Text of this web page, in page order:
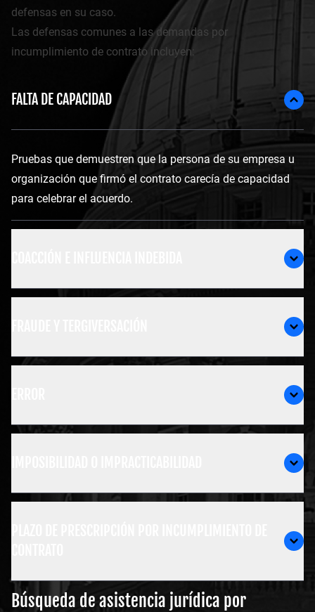
defensas en su caso.
Las defensas comunes a las demandas por
incumplimiento de contrato incluyen:
FALTA DE CAPACIDAD
Pruebas que demuestren que la persona de su empresa u
organización que firmó el contrato carecía de capacidad
para celebrar el acuerdo.
Búsqueda de asistencia jurídica por